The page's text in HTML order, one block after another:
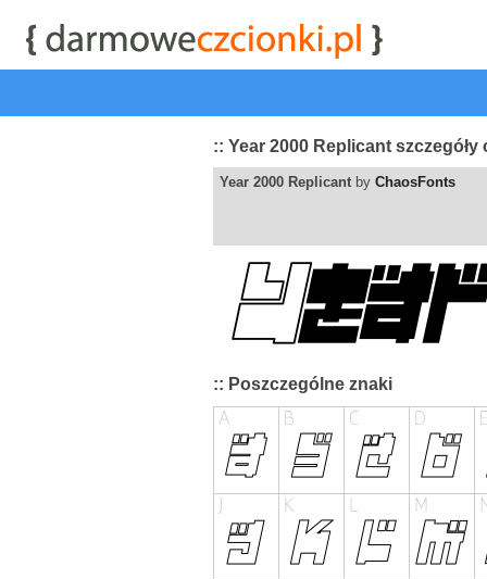
| przeglądaj |najwyżej
:: Year 2000 Replicant szczegóły
Year 2000 Replicant by ChaosFonts
:: Poszczególne znaki